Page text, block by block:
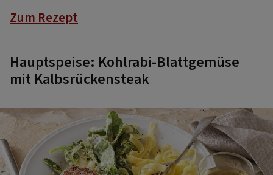
Zum Rezept
Hauptspeise: Kohlrabi-Blattgemüse
mit Kalbsrückensteak